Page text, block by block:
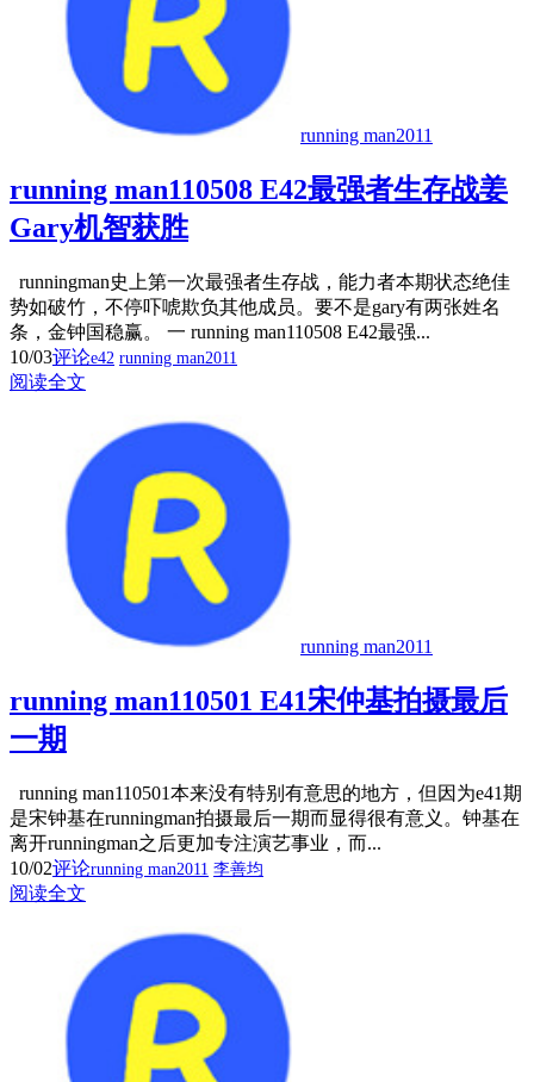
running man2011
running man110508 E42最强者生存战姜
Gary机智获胜
runningman史上第一次最强者生存战，能力者本期状态绝佳
势如破竹，不停吓唬欺负其他成员。要不是gary有两张姓名
条，金钟国稳赢。 一 running man110508 E42最强...
10/03评论e42 running man2011
阅读全文
running man2011
running man110501 E41宋仲基拍摄最后
一期
running man110501本来没有特别有意思的地方，但因为e41期
是宋钟基在runningman拍摄最后一期而显得很有意义。钟基在
离开runningman之后更加专注演艺事业，而...
10/02评论running man2011 李善均
阅读全文